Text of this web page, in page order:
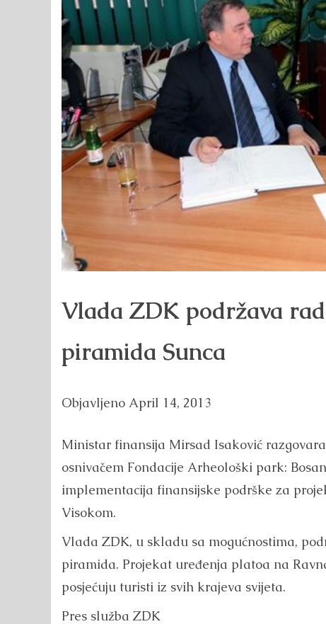
Vlada ZDK podržava
piramida Sunca
Objavljeno April 14, 2013
Ministar finansija Mirsad Isaković
osnivačem Fondacije Arheološki park:
implementacija finansijske podrške za
Visokom.
Vlada ZDK, u skladu sa mogućnostima,
piramida. Projekat uređenja platoa na
posjećuju turisti iz svih krajeva svijeta.
Pres služba ZDK